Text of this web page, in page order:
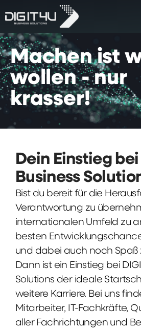
Machen ist
wollen - nur
krasser!
Dein Einstieg bei
Business
Bist du bereit für die
Verantwortung zu
internationalen Umfeld zu
besten
und dabei auch noch Spaß
Dann ist ein Einstieg bei
Solutions der ideale
weitere Karriere. Bei uns
Mitarbeiter, IT-Fachkräfte,
aller Fachrichtungen und